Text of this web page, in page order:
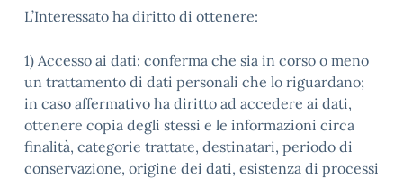
L’Interessato ha diritto di ottenere:
1) Accesso ai dati: conferma che sia in corso o meno
un trattamento di dati personali che lo riguardano;
in caso affermativo ha diritto ad accedere ai dati,
ottenere copia degli stessi e le informazioni circa
finalità, categorie trattate, destinatari, periodo di
conservazione, origine dei dati, esistenza di processi